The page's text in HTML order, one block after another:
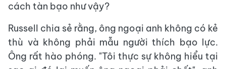
cách tàn bạo như vậy?
Russell chia sẻ rằng, ông ngoại anh không có kẻ
thù và không phải mẫu người thích bạo lực.
Ông rất hào phóng. "Tôi thực sự không hiểu tại